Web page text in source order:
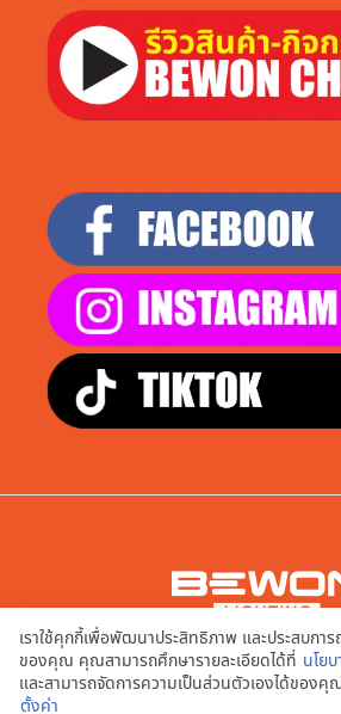
บริษัท เอพี สมาร์ท จำ
9/20,21,22,23,24 หมู่ที่ 2 ต.บางคูเวียง อ
11130
เราใช้คุกกี้เพื่อพัฒนาประสิทธิภาพ และประสบการ
ของคุณ คุณสามารถศึกษารายละเอียดได้ที่ นโย
และสามารถจัดการความเป็นส่วนตัวเองได้ของคุ
ตั้งค่า